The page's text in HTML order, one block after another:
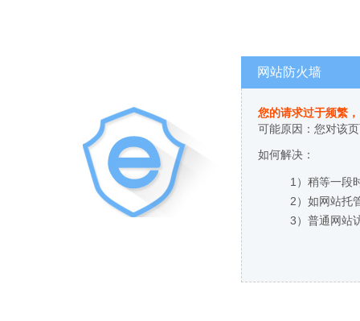
网站防火墙
您的请求过于频繁
可能原因：您对该
如何解决：
1）稍等一段
2）如网站托
3）普通网站